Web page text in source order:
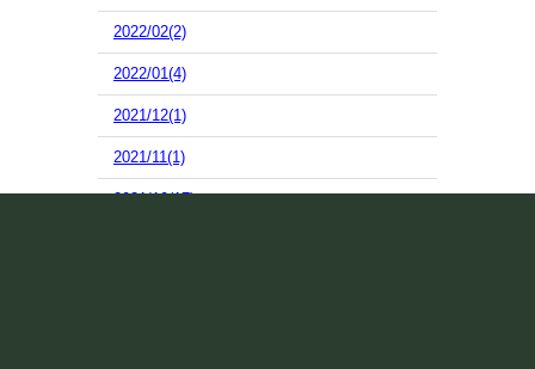
2022/02(2)
2022/01(4)
2021/12(1)
2021/11(1)
2021/10(17)